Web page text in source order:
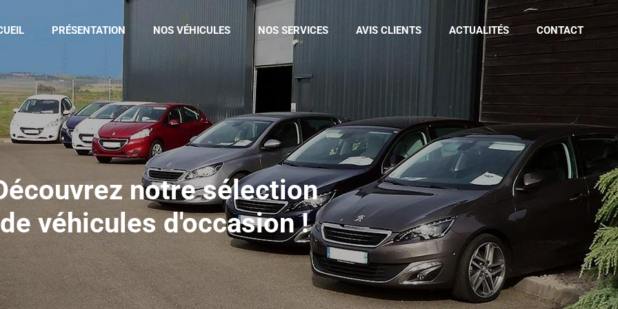
PRÉSENTATION NOS VÉHICULES NOS SERVICES AVIS CLIENTS ACTUALITÉS CONTACT
notre sélection
de véhicules d'occasion !